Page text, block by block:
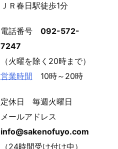
ＪＲ春日駅徒歩1分
電話番号 092-572-
7247
（火曜を除く20時まで）
営業時間 10時～20時
定休日 毎週火曜日
メールアドレス
info@sakenofuyo.com
（24時間受け付け中）